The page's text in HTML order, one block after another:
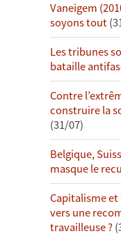
Vaneigem
soyons tout
Les tribunes
bataille
Contre
construire la
(31/07)
Belgique,
masque le
Capitalisme et
vers une
travailleuse ?